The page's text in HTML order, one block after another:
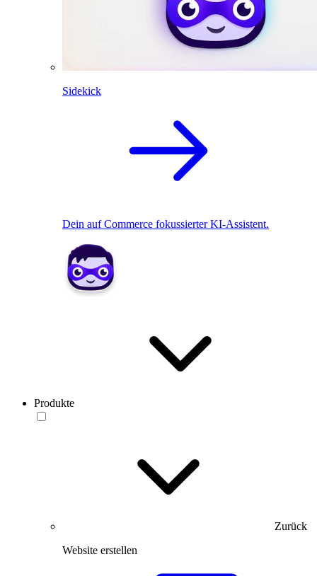
Sidekick
Dein auf Commerce fokussierter KI-Assistent.
Produkte
Zurück
Website erstellen